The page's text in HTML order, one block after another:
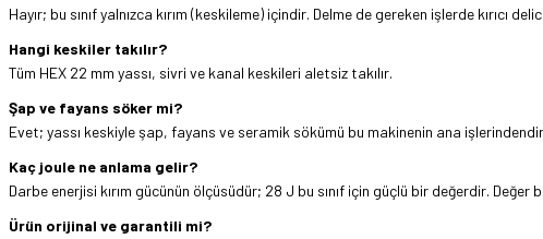
Hayır; bu sınıf yalnızca kırım (keskileme) içindir. Delme de gereken işlerde kırıcı delici
Hangi keskiler takılır?
Tüm HEX 22 mm yassı, sivri ve kanal keskileri aletsiz takılır.
Şap ve fayans söker mi?
Evet; yassı keskiyle şap, fayans ve seramik sökümü bu makinenin ana
Kaç joule ne anlama gelir?
Darbe enerjisi kırım gücünün ölçüsüdür; 28 J bu sınıf için güçlü bir değerdir.
Ürün orijinal ve garantili mi?